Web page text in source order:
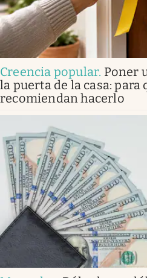
Creencia popular. Poner
la puerta de la casa: para
recomiendan hacerlo